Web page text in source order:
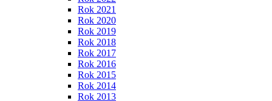
Rok 2021
Rok 2020
Rok 2019
Rok 2018
Rok 2017
Rok 2016
Rok 2015
Rok 2014
Rok 2013